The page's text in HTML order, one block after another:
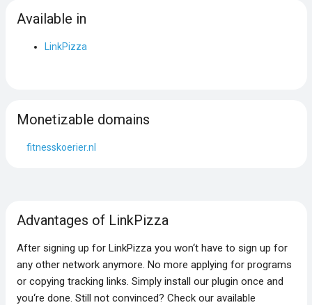
Available in
LinkPizza
Monetizable domains
fitnesskoerier.nl
Advantages of LinkPizza
After signing up for LinkPizza you won‘t have to sign up for
any other network anymore. No more applying for programs
or copying tracking links. Simply install our plugin once and
you‘re done. Still not convinced? Check our available